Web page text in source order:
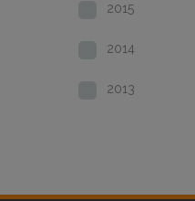
2015
2014
2013